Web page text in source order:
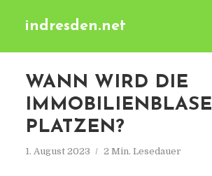
indresden.net
WANN WIRD DIE
IMMOBILIENBLASE
PLATZEN?
1. August 2023 2 Min. Lesedauer